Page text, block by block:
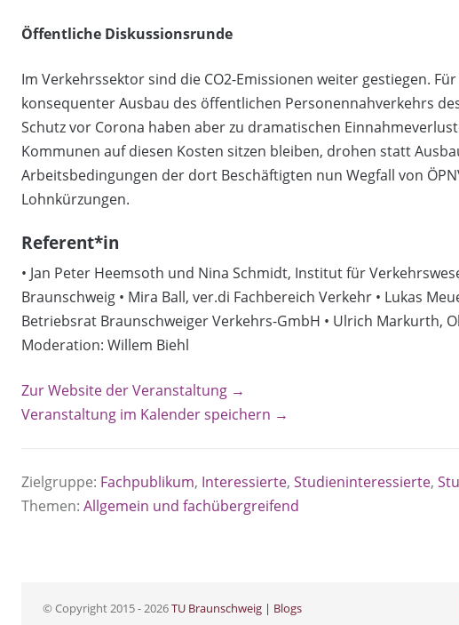
Öffentliche Diskussionsrunde
Im Verkehrssektor sind die CO2-Emissionen weiter gestiegen.
konsequenter Ausbau des öffentlichen Personennahverkehrs
Schutz vor Corona haben aber zu dramatischen
Kommunen auf diesen Kosten sitzen bleiben, drohen statt
Arbeitsbedingungen der dort Beschäftigten nun Wegfall von
Lohnkürzungen.
Referent*in
• Jan Peter Heemsoth und Nina Schmidt, Institut für
Braunschweig • Mira Ball, ver.di Fachbereich Verkehr • Lukas
Betriebsrat Braunschweiger Verkehrs-GmbH • Ulrich Markurth,
Moderation: Willem Biehl
Zur Website der Veranstaltung →
Veranstaltung im Kalender speichern →
Zielgruppe: Fachpublikum, Interessierte, Studieninteressierte,
Themen: Allgemein und fachübergreifend
© Copyright 2015 - 2026TU Braunschweig | Blogs